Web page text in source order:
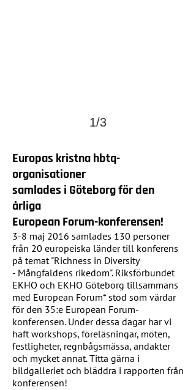
1/3
Europas kristna hbtq-
organisationer
samlades i Göteborg för den
årliga
European Forum-konferensen!
3-8 maj 2016 samlades 130 personer
från 20 europeiska länder till konferens
på temat "Richness in Diversity
- Mångfaldens rikedom". Riksförbundet
EKHO och EKHO Göteborg tillsammans
med European Forum* stod som värdar
för den 35:e European Forum-
konferensen. Under dessa dagar har vi
haft workshops, föreläsningar, möten,
festligheter, regnbågsmässa, andakter
och mycket annat. Titta gärna i
bildgalleriet och bläddra i rapporten från
konferensen!